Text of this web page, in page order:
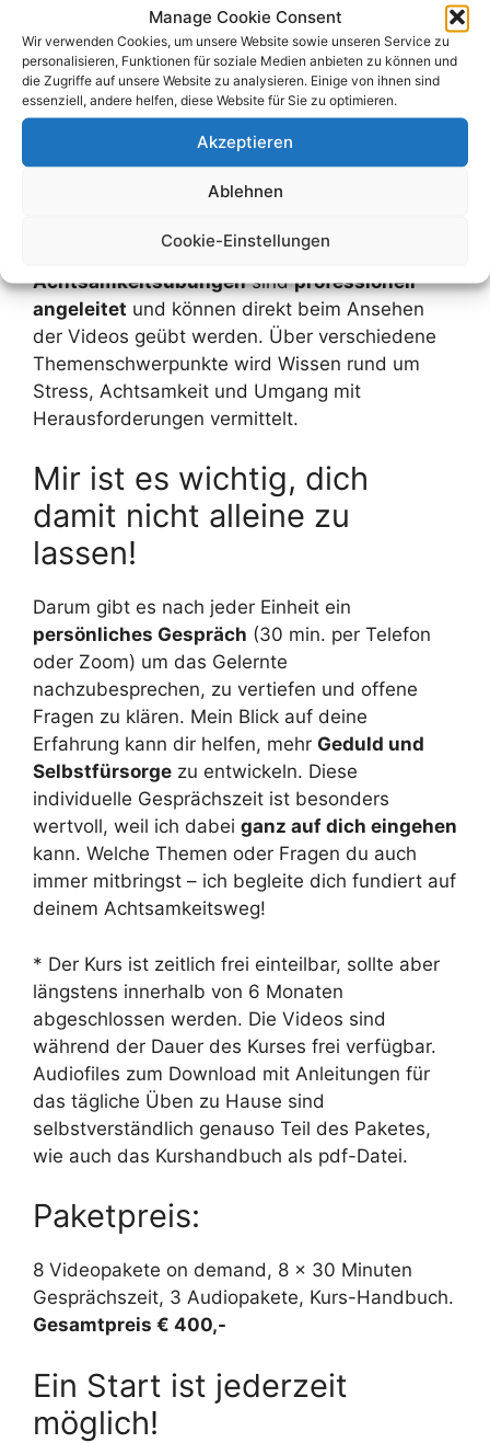
Manage Cookie Consent
Wir verwenden Cookies, um unsere Website sowie unseren Service zu
personalisieren, Funktionen für soziale Medien anbieten zu können und
die Zugriffe auf unsere Website zu analysieren. Einige von ihnen sind
essenziell, andere helfen, diese Website für Sie zu optimieren.
Akzeptieren
Ablehnen
Cookie-Einstellungen
wöchigen Gruppenformat gibt es 8 auf einander
aufbauende Kurseinheiten. Diese sind als
Videos on demandaufbereitet, mit den
Videopaketen können die Kursinhalte und
Übungenbequem und jederzeit daheim
erarbeitet werden. Die Inhalte entsprechen dem
8-Wochenkurs und behandeln auch die
gängigsten Themen und Fragen, die meiner
Gruppenkursen aufkommen. Die
Achtsamkeitsübungensindprofessionell
angeleitet und können direkt beim Ansehen
der Videos geübt werden. Über verschiedene
Themenschwerpunkte wird Wissen rund um
Stress, Achtsamkeit und Umgang mit
Herausforderungen vermittelt.
Mir ist es wichtig, dich
damit nicht alleine zu
lassen!
Darum gibt es nach jeder Einheit ein
persönliches Gespräch (30 min. per Telefon
oder Zoom) um das Gelernte
nachzubesprechen, zu vertiefen und offene
Fragen zu klären. Mein Blick auf deine
Erfahrung kann dir helfen, mehr Geduld und
Selbstfürsorge zu entwickeln. Diese
individuelle Gesprächszeit ist besonders
wertvoll, weil ich dabei ganz auf dich eingehen
kann. Welche Themen oder Fragen du auch
immer mitbringst – ich begleite dich fundiert auf
deinem Achtsamkeitsweg!
* Der Kurs ist zeitlich frei einteilbar, sollte aber
längstens innerhalb von 6 Monaten
abgeschlossen werden. Die Videos sind
während der Dauer des Kurses frei verfügbar.
Audiofiles zum Download mit Anleitungen für
das tägliche Üben zu Hause sind
selbstverständlich genauso Teil des Paketes,
wie auch das Kurshandbuch als pdf-Datei.
Paketpreis:
8 Videopakete on demand, 8 x 30 Minuten
Gesprächszeit, 3 Audiopakete, Kurs-Handbuch.
Gesamtpreis € 400,-
Ein Start ist jederzeit
möglich!